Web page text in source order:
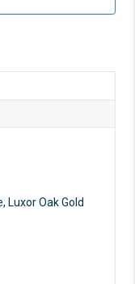
Luxor Oak Gold